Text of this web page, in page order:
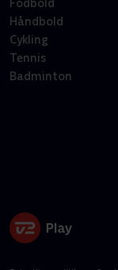
Fodbold
Håndbold
Cykling
Tennis
Badminton